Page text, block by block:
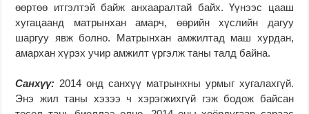
өөртөө итгэлтэй байж анхааралтай байх. Үүнээс цааш
хугацаанд матрынхан амарч, өөрийн хүслийн дагуу
шаргуу явж болно. Матрынхан амжилтад маш хурдан,
амархан хүрэх учир амжилт үргэлж таны талд байна.
Санхүү: 2014 онд санхүү матрынхны урмыг хугалахгүй.
Энэ жил таны хэзээ ч хэрэгжихгүй гэж бодож байсан